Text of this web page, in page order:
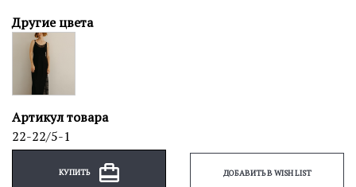
Другие цвета
Артикул товара
22-22/5-1
КУПИТЬ ДОБАВИТЬ В WISH LIST